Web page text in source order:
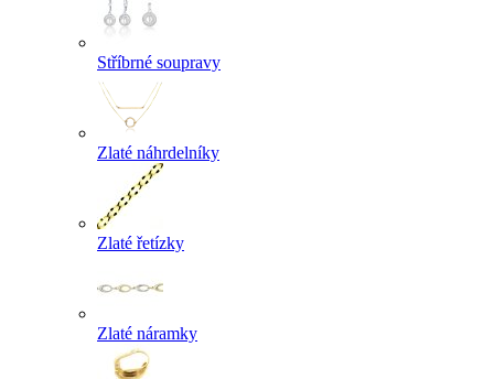
Stříbrné soupravy
Zlaté náhrdelníky
Zlaté řetízky
Zlaté náramky